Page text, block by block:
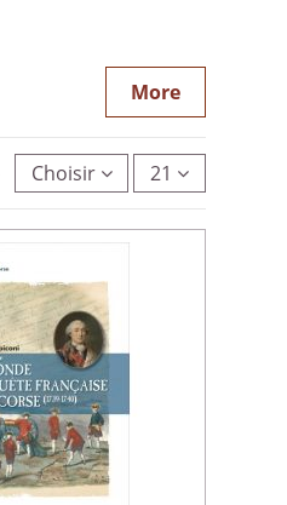
More
Choisir 21